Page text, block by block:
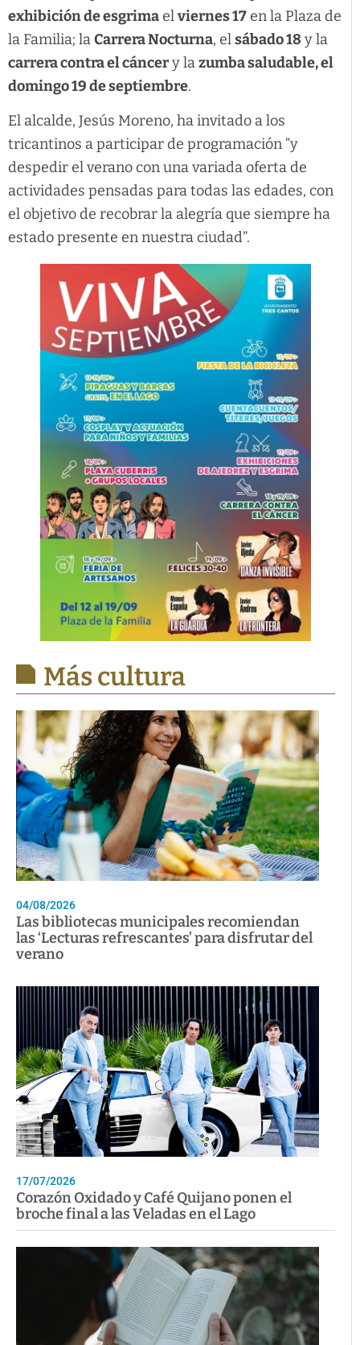
exhibición de esgrima elviernes 17 en la Plaza de
la Familia; laCarrera Nocturna, elsábado 18 y la
carrera contra el cáncery lazumba saludable, el
domingo 19 de septiembre.
El alcalde, Jesús Moreno, ha invitado a los
tricantinos a participar de programación “y
despedir el verano con una variada oferta de
actividades pensadas para todas las edades, con
el objetivo de recobrar la alegría que siempre ha
estado presente en nuestra ciudad”.
Más cultura
04/08/2026
Las bibliotecas municipales recomiendan
las ‘Lecturas refrescantes’ para disfrutar del
verano
17/07/2026
Corazón Oxidado y Café Quijano ponen el
broche final a las Veladas en el Lago